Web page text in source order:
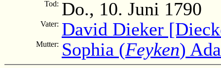
Tod: Do., 10. Juni 1790
Vater: David Dieker
Mutter: Sophia (Feyken)